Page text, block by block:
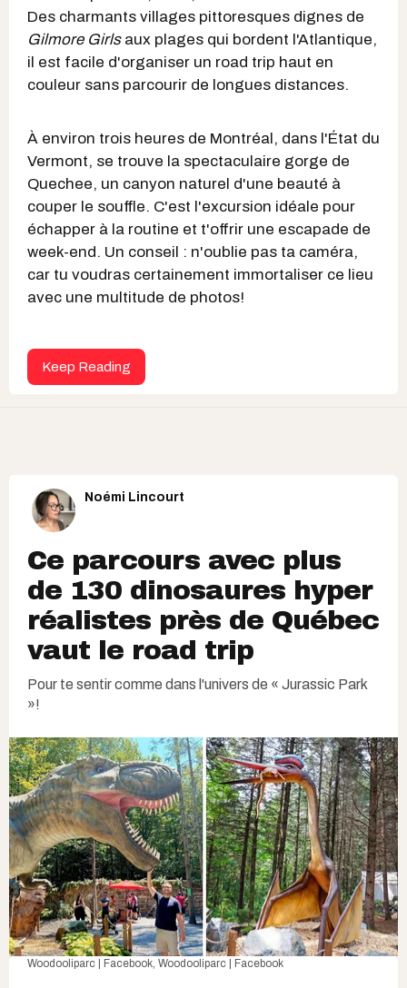
Des charmants villages pittoresques dignes de
Gilmore Girlsaux plages qui bordent l'Atlantique,
il est facile d'organiser un road trip haut en
couleur sans parcourir de longues distances.
À environ trois heures de Montréal, dans l'État du
Vermont, se trouve la spectaculaire gorge de
Quechee, un canyon naturel d'une beauté à
couper le souffle. C'est l'excursion idéale pour
échapper à la routine et t'offrir une escapade de
week-end. Un conseil : n'oublie pas ta caméra,
car tu voudras certainement immortaliser ce lieu
avec une multitude de photos!
Keep Reading
Noémi Lincourt
Ce parcours avec plus
de 130 dinosaures hyper
réalistes près de Québec
vaut le road trip
Pour te sentir comme dans l'univers de « Jurassic Park
»!
Woodooliparc | Facebook, Woodooliparc | Facebook